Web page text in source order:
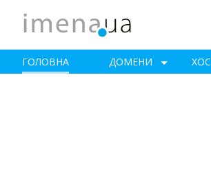
ГОЛОВНА ДОМЕНИ